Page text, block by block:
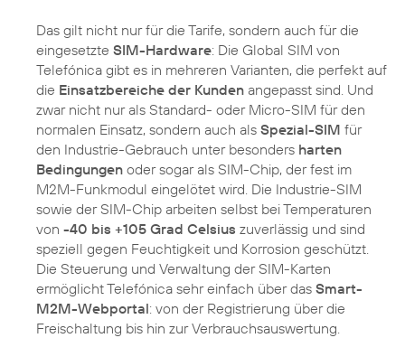
Das gilt nicht nur für die Tarife, sondern auch für die
eingesetzte SIM-Hardware: Die Global SIM von
Telefónica gibt es in mehreren Varianten, die perfekt auf
die Einsatzbereiche der Kunden angepasst sind. Und
zwar nicht nur als Standard- oder Micro-SIM für den
normalen Einsatz, sondern auch als Spezial-SIM für
den Industrie-Gebrauch unter besonders harten
Bedingungen oder sogar als SIM-Chip, der fest im
M2M-Funkmodul eingelötet wird. Die Industrie-SIM
sowie der SIM-Chip arbeiten selbst bei Temperaturen
von -40 bis +105 Grad Celsius zuverlässig und sind
speziell gegen Feuchtigkeit und Korrosion geschützt.
Die Steuerung und Verwaltung der SIM-Karten
ermöglicht Telefónica sehr einfach über das Smart-
M2M-Webportal: von der Registrierung über die
Freischaltung bis hin zur Verbrauchsauswertung.